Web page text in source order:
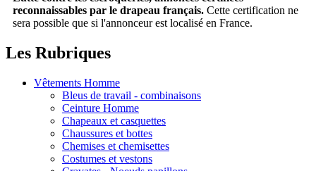
reconnaissables par le drapeau français. Cette certification ne
sera possible que si l'annonceur est localisé en France.
Les Rubriques
Vêtements Homme
Bleus de travail - combinaisons
Ceinture Homme
Chapeaux et casquettes
Chaussures et bottes
Chemises et chemisettes
Costumes et vestons